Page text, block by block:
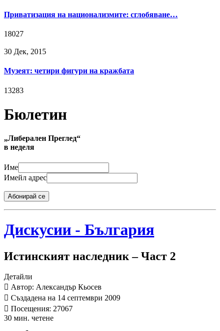
Приватизация на национализмите: сглобяване…
18027
30 Дек, 2015
Музеят: четири фигури на кражбата
13283
Бюлетин
„Либерален Преглед“
в неделя
Име
Имейл адрес
Абонирай се
Дискусии - България
Истинският наследник – Част 2
Детайли
Автор: Александър Кьосев
Създадена на 14 септември 2009
Посещения: 27067
30 мин. четене